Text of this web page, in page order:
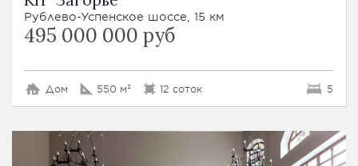
Рублево-Успенское шоссе, 15 км
495 000 000 руб
Дом 550 м² 12 соток 5